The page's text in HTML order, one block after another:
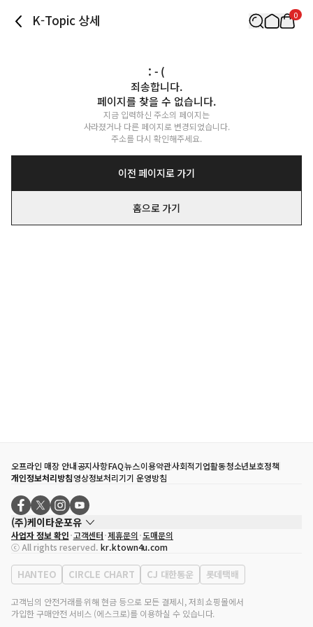
K-Topic 상세 0
: - (
죄송합니다.
페이지를 찾을 수 없습니다.
지금 입력하신 주소의 페이지는
사라졌거나 다른 페이지로 변경되었습니다.
주소를 다시 확인해주세요.
이전 페이지로 가기
홈으로 가기
오프라인 매장 안내공지사항FAQ뉴스이용약관사회적기업활동청소년보호정책
개인정보처리방침영상정보처리기기 운영방침
(주)케이타운포유
대표자
송효민
사업자등록번호
120-87-71116
통신판매업 신고번호 제2011-서울강남-02223
대표전화
02-552-9855
사업자 정보 확인 고객센터 제휴문의 도매문의
ⓒ All rights reserved. kr.ktown4u.com
HANTEO CIRCLE CHART CJ 대한통운 롯데택배
고객님의 안전거래를 위해 현금 등으로 모든 결제시, 저희 쇼핑몰에서
가입한 구매안전 서비스 (에스크로)를 이용하실 수 있습니다.